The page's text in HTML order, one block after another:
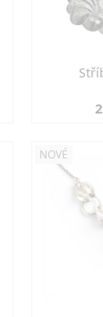
NOVÉ